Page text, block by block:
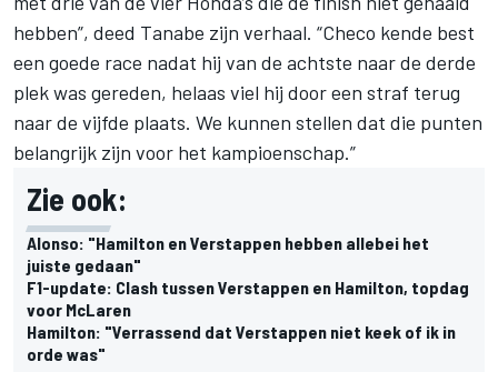
hebben”, deed Tanabe zijn verhaal. “Checo kende best
een goede race nadat hij van de achtste naar de derde
plek was gereden, helaas viel hij door een straf terug
naar de vijfde plaats. We kunnen stellen dat die punten
belangrijk zijn voor het kampioenschap.”
Zie ook:
Alonso: "Hamilton en Verstappen hebben allebei het
juiste gedaan"
F1-update: Clash tussen Verstappen en Hamilton, topdag
voor McLaren
Hamilton: "Verrassend dat Verstappen niet keek of ik in
orde was"